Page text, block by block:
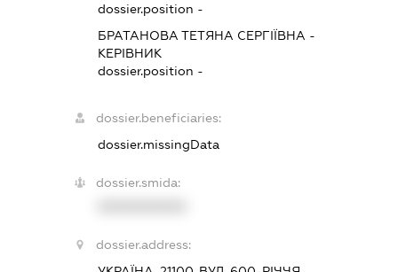
dossier.position -
БРАТАНОВА ТЕТЯНА СЕРГІЇВНА -
КЕРІВНИК
dossier.position -
dossier.beneficiaries:
dossier.missingData
dossier.smida:
dossier.address: